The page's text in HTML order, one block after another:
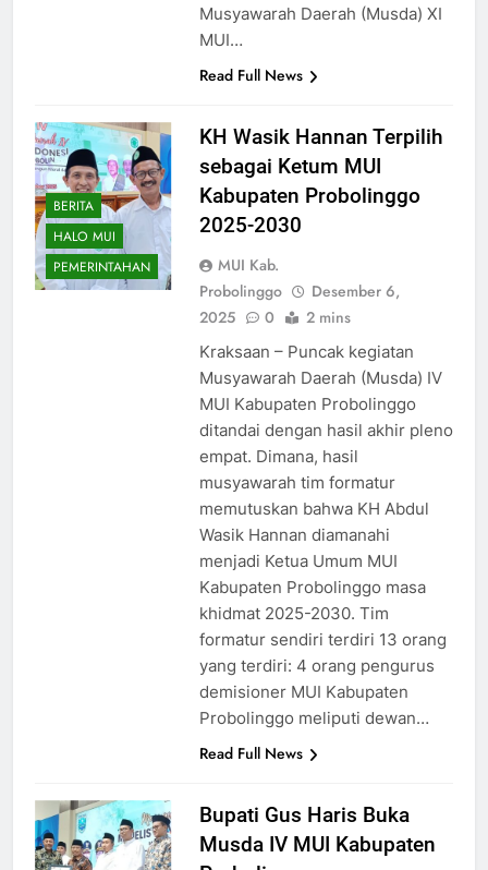
Musyawarah Daerah (Musda) XI
MUI…
Read Full News
BERITA
HALO MUI
PEMERINTAHAN
KH Wasik Hannan Terpilih
sebagai Ketum MUI
Kabupaten Probolinggo
2025-2030
MUI Kab.
Probolinggo
Desember 6,
2025
0 2 mins
Kraksaan – Puncak kegiatan
Musyawarah Daerah (Musda) IV
MUI Kabupaten Probolinggo
ditandai dengan hasil akhir pleno
empat. Dimana, hasil
musyawarah tim formatur
memutuskan bahwa KH Abdul
Wasik Hannan diamanahi
menjadi Ketua Umum MUI
Kabupaten Probolinggo masa
khidmat 2025-2030. Tim
formatur sendiri terdiri 13 orang
yang terdiri: 4 orang pengurus
demisioner MUI Kabupaten
Probolinggo meliputi dewan…
Read Full News
Bupati Gus Haris Buka
Musda IV MUI Kabupaten